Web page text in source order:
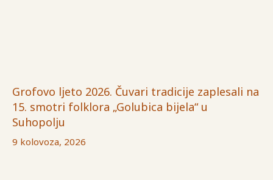
Grofovo ljeto 2026. Čuvari tradicije zaplesali na
15. smotri folklora „Golubica bijela“ u
Suhopolju
9 kolovoza, 2026